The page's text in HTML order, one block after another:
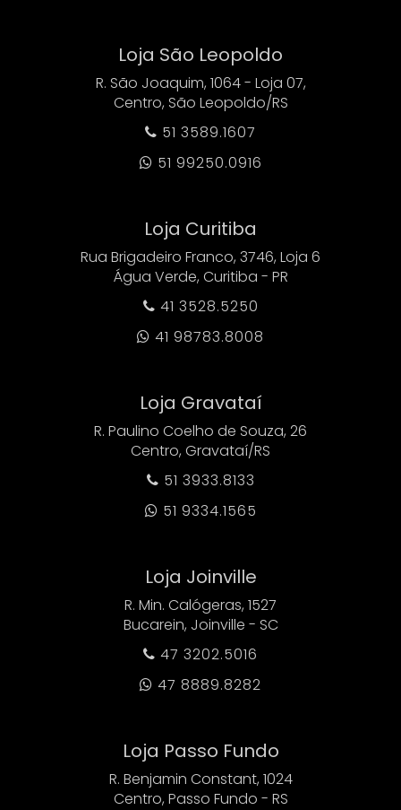
Loja São Leopoldo
R. São Joaquim, 1064 - Loja 07,
Centro, São Leopoldo/RS
 51 3589.1607
 51 99250.0916
Loja Curitiba
Rua Brigadeiro Franco, 3746, Loja 6
Água Verde, Curitiba - PR
 41 3528.5250
 41 98783.8008
Loja Gravataí
R. Paulino Coelho de Souza, 26
Centro, Gravataí/RS
 51 3933.8133
 51 9334.1565
Loja Joinville
R. Min. Calógeras, 1527
Bucarein, Joinville - SC
 47 3202.5016
 47 8889.8282
Loja Passo Fundo
R. Benjamin Constant, 1024
Centro, Passo Fundo - RS